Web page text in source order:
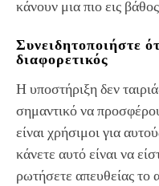
κάνουν μια πιο εις
Συνειδητοποιήστε
διαφορετικός
Η υποστήριξη δεν
σημαντικό να
είναι χρήσιμοι για
κάνετε αυτό είναι να
ρωτήσετε απευθείας